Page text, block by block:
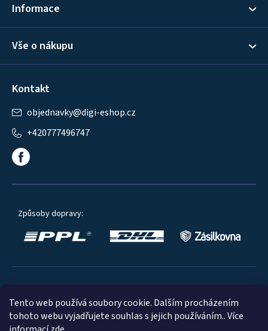
Tento web používá soubory cookie. Dalším procházením
tohoto webu vyjadřujete souhlas s jejich používáním.. Více
Informace
Vše o nákupu
Kontakt
objednavky@digi-eshop.cz
+420777496747
Způsoby dopravy: